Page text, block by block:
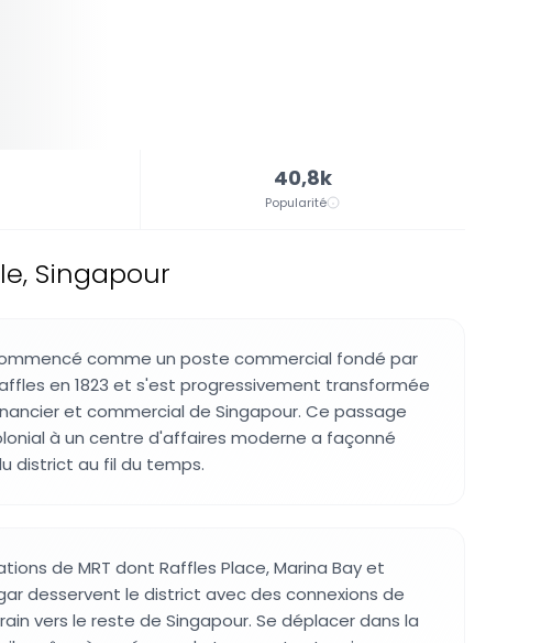
40,8k
Popularité
Singapour
comme un poste commercial fondé par
en 1823 et s'est progressivement transformée
et commercial de Singapour. Ce passage
à un centre d'affaires moderne a façonné
district au fil du temps.
de MRT dont Raffles Place, Marina Bay et
desservent le district avec des connexions de
vers le reste de Singapour. Se déplacer dans la